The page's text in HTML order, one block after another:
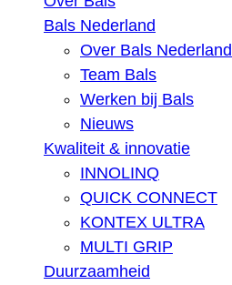
Bals Nederland
Over Bals Nederland
Team Bals
Werken bij Bals
Nieuws
Kwaliteit & innovatie
INNOLINQ
QUICK CONNECT
KONTEX ULTRA
MULTI GRIP
Duurzaamheid